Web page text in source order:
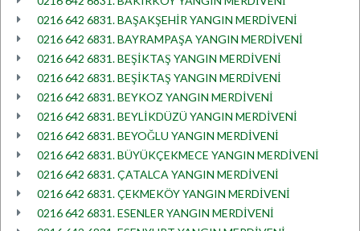
0216 642 6831. BAŞAKŞEHİR YANGIN MERDİVENİ
0216 642 6831. BAYRAMPAŞA YANGIN MERDİVENİ
0216 642 6831. BEŞİKTAŞ YANGIN MERDİVENİ
0216 642 6831. BEŞİKTAŞ YANGIN MERDİVENİ
0216 642 6831. BEYKOZ YANGIN MERDİVENİ
0216 642 6831. BEYLİKDÜZÜ YANGIN MERDİVENİ
0216 642 6831. BEYOĞLU YANGIN MERDİVENİ
0216 642 6831. BÜYÜKÇEKMECE YANGIN MERDİVENİ
0216 642 6831. ÇATALCA YANGIN MERDİVENİ
0216 642 6831. ÇEKMEKÖY YANGIN MERDİVENİ
0216 642 6831. ESENLER YANGIN MERDİVENİ